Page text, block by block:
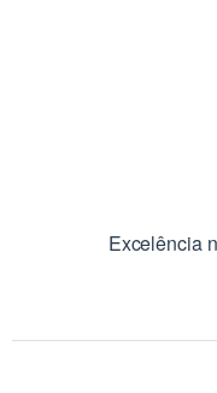
Excelência